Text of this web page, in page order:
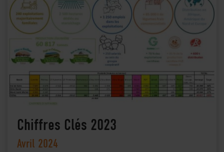
Chiffres Clés 2023
Avril 2024